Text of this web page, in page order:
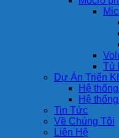
Tủ
Dự Án Triển
Hệ
Hệ
Tin Tức
Về Chúng Tôi
Liên Hệ